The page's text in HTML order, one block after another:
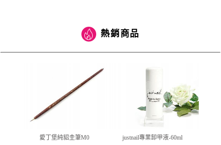
熱銷商品
愛丁堡純貂圭筆M0 justnail專業卸甲液-60ml